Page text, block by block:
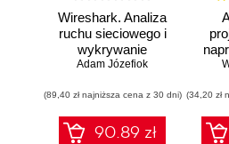
Wireshark. Analiza
ruchu sieciowego i
wykrywanie
włamań
Adam Józefiok
(89,40 zł najniższa cena z 30 dni)
90.89 zł
(34,20 zł